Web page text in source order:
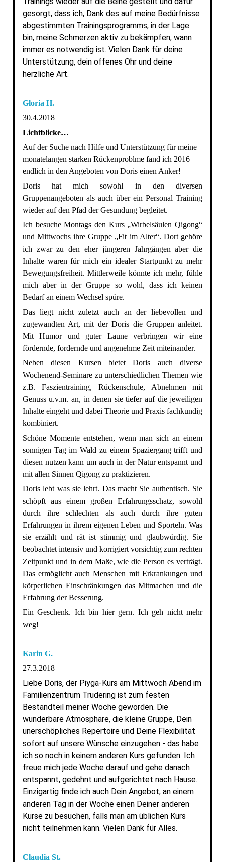
gesorgt, dass ich, Dank des auf meine Bedürfnisse
abgestimmten Trainingsprogramms, in der Lage
bin, meine Schmerzen aktiv zu bekämpfen, wann
immer es notwendig ist. Vielen Dank für deine
Unterstützung, dein offenes Ohr und deine
herzliche Art.
Gloria H.
30.4.2018
Lichtblicke…
Auf der Suche nach Hilfe und Unterstützung für meine
monatelangen starken Rückenproblme fand ich 2016
endlich in den Angeboten von Doris einen Anker!
Doris hat mich sowohl in den diversen
Gruppenangeboten als auch über ein Personal Training
wieder auf den Pfad der Gesundung begleitet.
Ich besuche Montags den Kurs „Wirbelsäulen Qigong“
und Mittwochs ihre Gruppe „Fit im Alter“. Dort gehöre
ich zwar zu den eher jüngeren Jahrgängen aber die
Inhalte waren für mich ein idealer Startpunkt zu mehr
Bewegungsfreiheit. Mittlerweile könnte ich mehr, fühle
mich aber in der Gruppe so wohl, dass ich keinen
Bedarf an einem Wechsel spüre.
Das liegt nicht zuletzt auch an der liebevollen und
zugewandten Art, mit der Doris die Gruppen anleitet.
Mit Humor und guter Laune verbringen wir eine
fördernde, fordernde und angenehme Zeit miteinander.
Neben diesen Kursen bietet Doris auch diverse
Wochenend-Seminare zu unterschiedlichen Themen wie
z.B. Faszientraining, Rückenschule, Abnehmen mit
Genuss u.v.m. an, in denen sie tiefer auf die jeweiligen
Inhalte eingeht und dabei Theorie und Praxis fachkundig
kombiniert.
Schöne Momente entstehen, wenn man sich an einem
sonnigen Tag im Wald zu einem Spaziergang trifft und
diesen nutzen kann um auch in der Natur entspannt und
mit allen Sinnen Qigong zu praktizieren.
Doris lebt was sie lehrt. Das macht Sie authentisch. Sie
schöpft aus einem großen Erfahrungsschatz, sowohl
durch ihre schlechten als auch durch ihre guten
Erfahrungen in ihrem eigenen Leben und Sporteln. Was
sie erzählt und rät ist stimmig und glaubwürdig. Sie
beobachtet intensiv und korrigiert vorsichtig zum rechten
Zeitpunkt und in dem Maße, wie die Person es verträgt.
Das ermöglicht auch Menschen mit Erkrankungen und
körperlichen Einschränkungen das Mitmachen und die
Erfahrung der Besserung.
Ein Geschenk. Ich bin hier gern. Ich geh nicht mehr
weg!
Karin G.
27.3.2018
Liebe Doris, der Piyga-Kurs am Mittwoch Abend im
Familienzentrum Trudering ist zum festen
Bestandteil meiner Woche geworden. Die
wunderbare Atmosphäre, die kleine Gruppe, Dein
unerschöpliches Repertoire und Deine Flexibilität
sofort auf unsere Wünsche einzugehen - das habe
ich so noch in keinem anderen Kurs gefunden. Ich
freue mich jede Woche darauf und gehe danach
entspannt, gedehnt und aufgerichtet nach Hause.
Einzigartig finde ich auch Dein Angebot, an einem
anderen Tag in der Woche einen Deiner anderen
Kurse zu besuchen, falls man am üblichen Kurs
nicht teilnehmen kann. Vielen Dank für Alles.
Claudia St.